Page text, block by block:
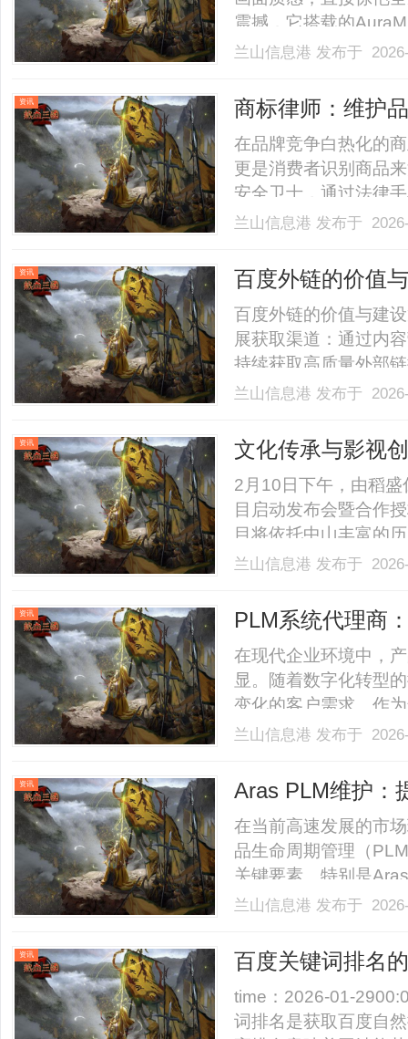
震撼，它搭载的
一处细节与色彩，普
实力毋庸置疑。如今
兰山信息港 发布于
资讯 商标律师：维护
在品牌竞争白热化的
更是消费者识别商品
安全卫士，通过法律
能防范侵权风险，也
何通过专业法律服务
心.........
兰山信息港 发布于
资讯 百度外链的价值
百度外链的价值与建
展获取渠道：通过内
持续获取高质量外部
接、文本链与图片链
识别潜在风险.........
兰山信息港 发布于
资讯
文化传承与影视
会在中山圆满举行
2月10日下午，由稻
目启动发布会暨合作
目将依托中山丰富的
与教育意义的精品内
网上新闻发布厅举行
兰山信息港 发布于
资讯 PLM系统代理商
在现代企业环境中，
显。随着数字化转型
变化的客户需求。作
升了产品开发效率，
键问题。本文将深入
兰山信息港 发布于
资讯 Aras PLM维护：
在当前高速发展的市
品生命周期管理（
关键要素。特别是
众多企业实现了数字
升整体运作效率。一
兰山信息港 发布于
资讯 百度关键词排名
time：2026-01-
词排名是获取百度自